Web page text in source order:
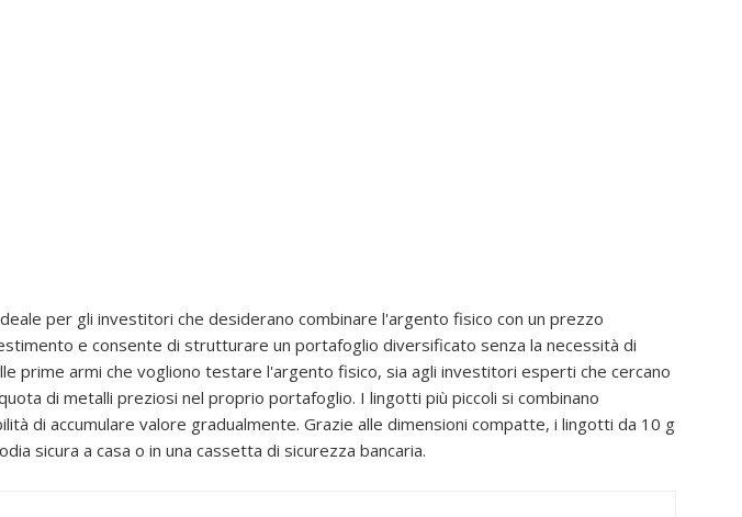
per gli investitori che desiderano combinare l'argento fisico con un prezzo
e consente di strutturare un portafoglio diversificato senza la necessità di
prime armi che vogliono testare l'argento fisico, sia agli investitori esperti che cercano
di metalli preziosi nel proprio portafoglio. I lingotti più piccoli si combinano
di accumulare valore gradualmente. Grazie alle dimensioni compatte, i lingotti da 10 g
sicura a casa o in una cassetta di sicurezza bancaria.